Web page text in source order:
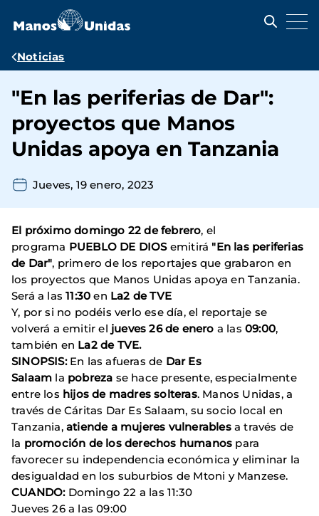
contenido
Ruta
navegación
Noticias
"En las periferias de Dar":
proyectos que Manos
Unidas apoya en Tanzania
Jueves, 19 enero, 2023
El próximo domingo 22 de febrero, el
programa PUEBLO DE DIOSemitirá "En las periferias
de Dar", primero de los reportajes que grabaron en
los proyectos que Manos Unidas apoya en Tanzania.
Será a las11:30en La2 de TVE
Y, por si no podéis verlo ese día, el reportaje se
volverá a emitir el jueves 26 de enero a las09:00,
también en La2 de TVE.
SINOPSIS:En las afueras de Dar Es
Salaam la pobreza se hace presente, especialmente
entre los hijos de madres solteras. Manos Unidas, a
través de Cáritas Dar Es Salaam, su socio local en
Tanzania, atiende a mujeres vulnerablesa través de
la promoción de los derechos humanos para
favorecer su independencia económica y eliminar la
desigualdad en los suburbios de Mtoni y Manzese.
CUANDO: Domingo 22 a las 11:30
Jueves 26 a las 09:00